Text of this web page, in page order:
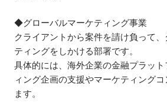
◆グローバルマーケティング事業
クライアントから案件を請け負って
ティングをしかける部署です。
具体的には、海外企業の金融プラッ
ィング企画の支援やマーケティング
ます。